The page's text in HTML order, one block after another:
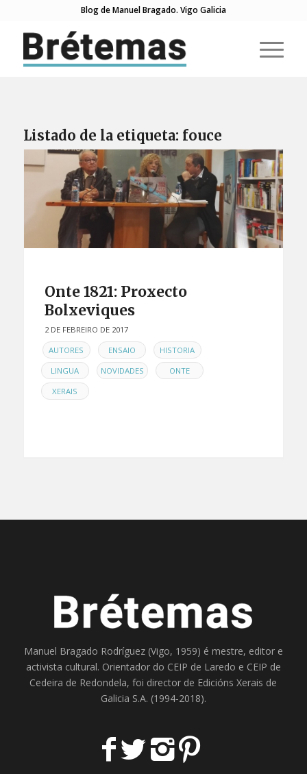
Blog de Manuel Bragado. Vigo Galicia
Listado de la etiqueta: fouce
Onte 1821: Proxecto
Bolxeviques
2 DE FEBREIRO DE 2017
EN AUTORES , ENSAIO , HISTORIA ,
LINGUA , NOVIDADES , ONTE ,
XERAIS
Manuel Bragado Rodríguez (Vigo, 1959) é mestre, editor e
activista cultural. Orientador do CEIP de Laredo e CEIP de
Cedeira de Redondela, foi director de Edicións Xerais de
Galicia S.A. (1994-2018).